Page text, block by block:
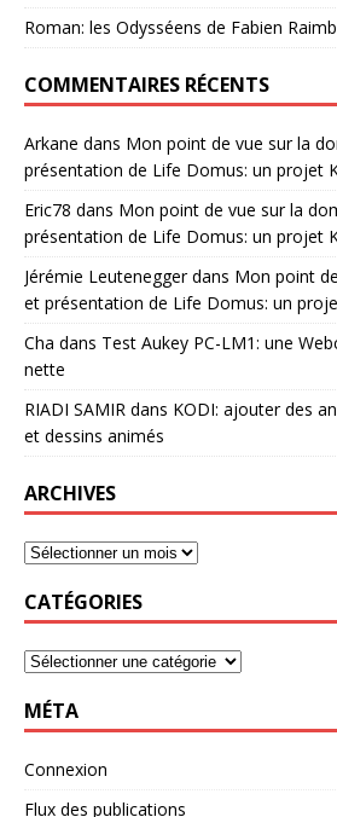
Roman: les Odysséens de Fabien
COMMENTAIRES RÉCENTS
Arkane dans Mon point de vue sur la
présentation de Life Domus: un projet
Eric78 dans Mon point de vue sur la
présentation de Life Domus: un projet
Jérémie Leuteneggerdans Mon point
et présentation de Life Domus: un
Cha dans Test Aukey PC-LM1: une
nette
RIADI SAMIR dans KODI: ajouter des
et dessins animés
ARCHIVES
CATÉGORIES
MÉTA
Connexion
Flux des publications